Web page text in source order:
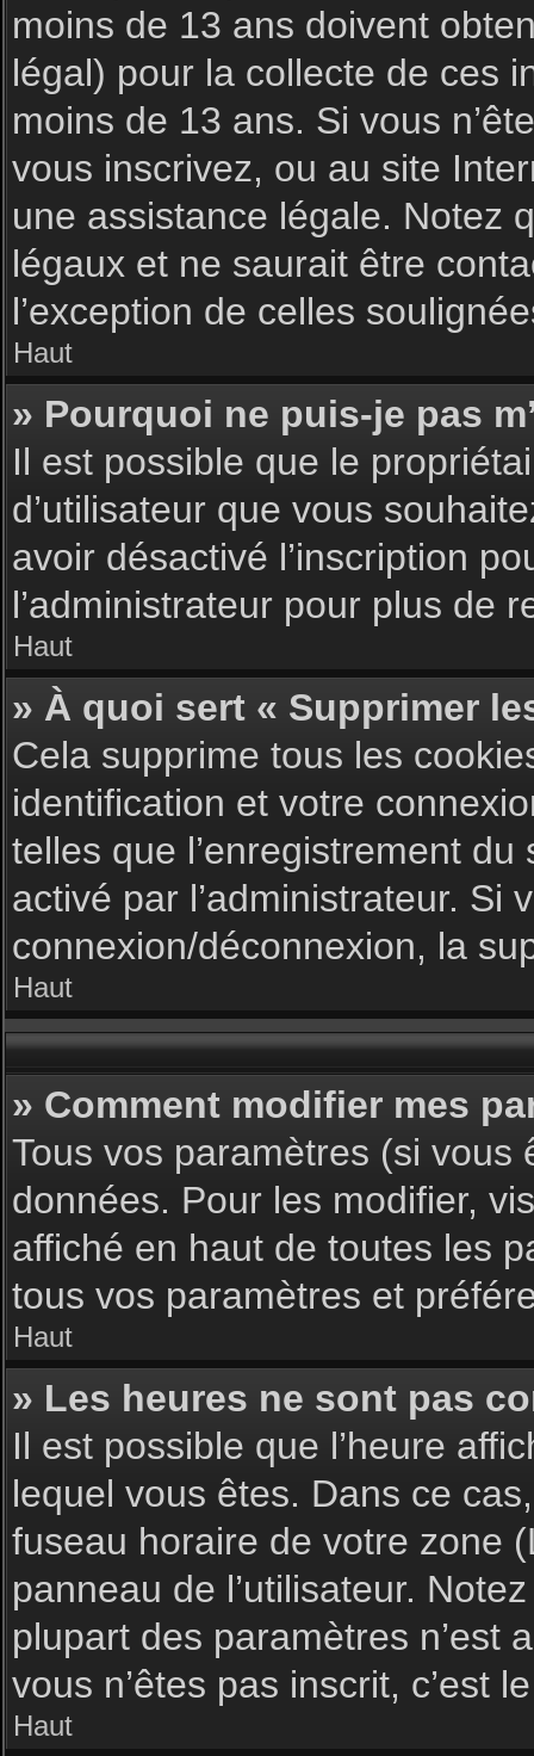
moins de 13 ans doivent
légal) pour la collecte de ces
moins de 13 ans. Si vous
vous inscrivez, ou au site
une assistance légale. Notez
légaux et ne saurait être
l’exception de celles
Haut
» Pourquoi ne puis-je pas
Il est possible que le
d’utilisateur que vous
avoir désactivé l’inscription
l’administrateur pour plus de
Haut
» À quoi sert « Supprimer
Cela supprime tous les
identification et votre
telles que l’enregistrement
activé par l’administrateur. Si
connexion/déconnexion, la
Haut
» Comment modifier mes
Tous vos paramètres (si
données. Pour les modifier,
affiché en haut de toutes les
tous vos paramètres et
Haut
» Les heures ne sont pas
Il est possible que l’heure
lequel vous êtes. Dans ce
fuseau horaire de votre zone
panneau de l’utilisateur.
plupart des paramètres n’est
vous n’êtes pas inscrit, c’est
Haut